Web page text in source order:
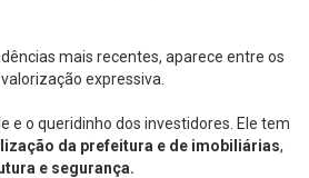
mais recentes, aparece entre os
expressiva.
e o queridinho dos investidores. Ele tem
da prefeitura e de imobiliárias,
e segurança.